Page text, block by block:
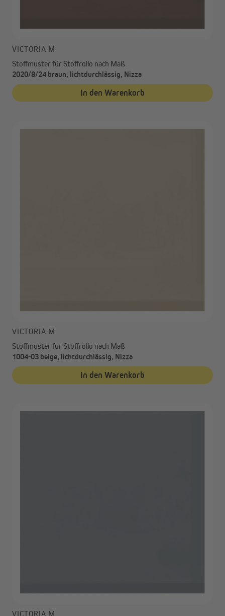
VICTORIA M
Stoffmuster für Stoffrollo nach Maß
2020/8/24 braun, lichtdurchlässig, Nizza
In den Warenkorb
VICTORIA M
Stoffmuster für Stoffrollo nach Maß
1004-03 beige, lichtdurchlässig, Nizza
In den Warenkorb
VICTORIA M